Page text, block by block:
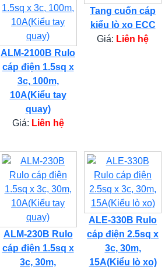
ALM-2100B Rulo
cáp điện 1.5sq x
3c, 100m,
10A(Kiểu tay
quay)
Giá: Liên hệ
Tang cuốn cáp
kiểu lò xo ECC
Giá: Liên hệ
ALM-230B Rulo
cáp điện 1.5sq x
3c, 30m,
ALE-330B Rulo
cáp điện 2.5sq x
3c, 30m,
15A(Kiểu lò xo)